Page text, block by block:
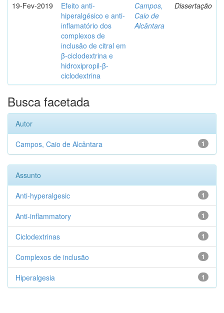
19-Fev-2019
Efeito anti-
hiperalgésico e anti-
inflamatório dos
complexos de
inclusão de citral em
β-ciclodextrina e
hidroxipropil-β-
ciclodextrina
Campos,
Caio de
Alcântara
Dissertação
Busca facetada
Autor
1
Campos, Caio de Alcântara
Assunto
1
Anti-hyperalgesic
1
Anti-inflammatory
1
Ciclodextrinas
1
Complexos de inclusão
1
Hiperalgesia